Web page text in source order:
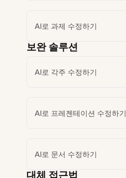
AI로 과제 수정하기
보완 솔루션
AI로 각주 수정하기
AI로 프레젠테이션 수정하기
AI로 문서 수정하기
대체 접근법